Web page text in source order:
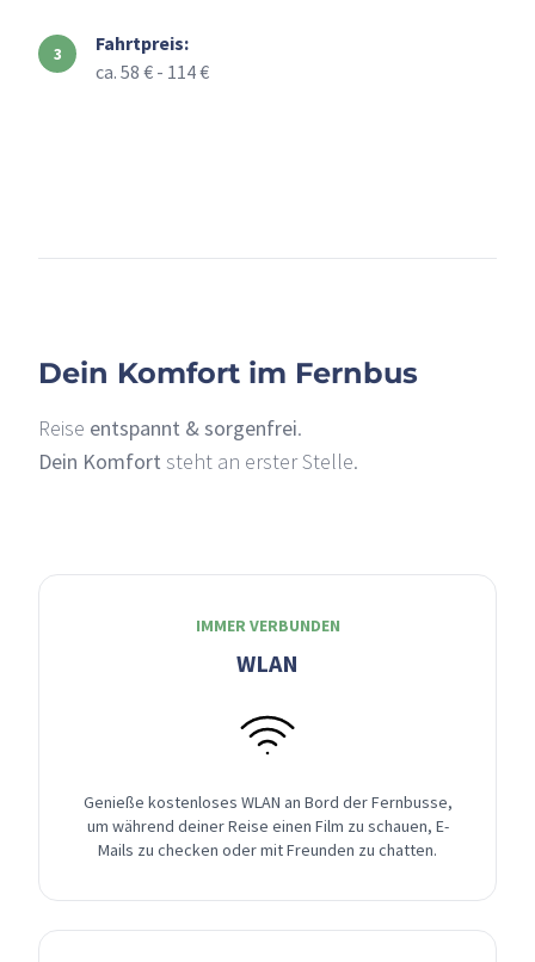
Fahrtpreis:
ca. 58 € - 114 €
Dein Komfort im Fernbus
Reise entspannt & sorgenfrei.
Dein Komfort steht an erster Stelle.
IMMER VERBUNDEN
WLAN
Genieße kostenloses WLAN an Bord der Fernbusse,
um während deiner Reise einen Film zu schauen, E-
Mails zu checken oder mit Freunden zu chatten.